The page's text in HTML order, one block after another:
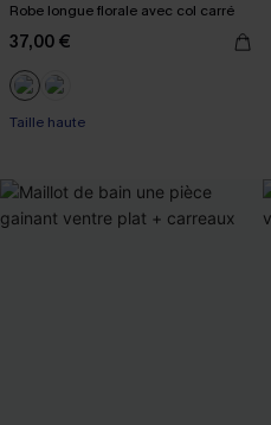
Robe longue florale avec col carré
37,00 €
Taille haute